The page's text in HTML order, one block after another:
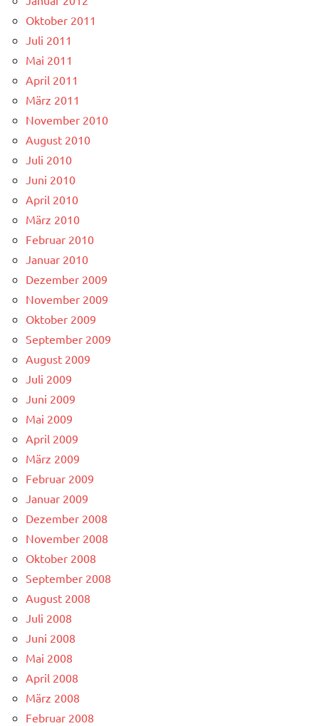
Oktober 2011
Juli 2011
Mai 2011
April 2011
März 2011
November 2010
August 2010
Juli 2010
Juni 2010
April 2010
März 2010
Februar 2010
Januar 2010
Dezember 2009
November 2009
Oktober 2009
September 2009
August 2009
Juli 2009
Juni 2009
Mai 2009
April 2009
März 2009
Februar 2009
Januar 2009
Dezember 2008
November 2008
Oktober 2008
September 2008
August 2008
Juli 2008
Juni 2008
Mai 2008
April 2008
März 2008
Februar 2008